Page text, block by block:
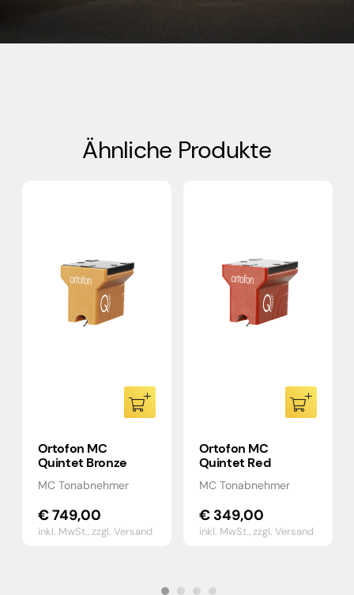
Ähnliche Produkte
Ortofon MC
Quintet Bronze
MC Tonabnehmer
€749,00
inkl. MwSt.,zzgl. Versand
Ortofon MC
Quintet Red
MC Tonabnehmer
€349,00
inkl. MwSt.,zzgl. Versand